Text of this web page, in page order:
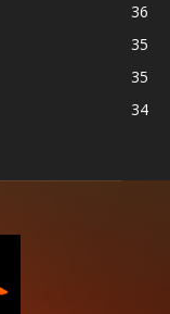
36
35
35
34